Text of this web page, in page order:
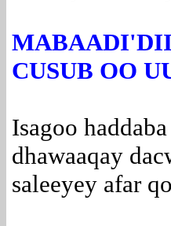
MABAADI'DII
CUSUB OO
Isagoo
dhawaaqay
saleeyey afar